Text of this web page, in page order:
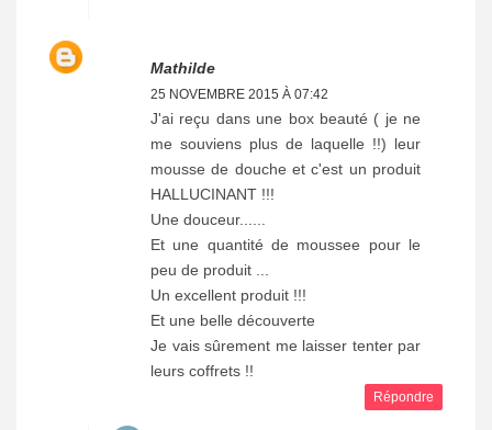
Mathilde
25 NOVEMBRE 2015 À 07:42
J'ai reçu dans une box beauté ( je ne
me souviens plus de laquelle !!) leur
mousse de douche et c'est un produit
HALLUCINANT !!!
Une douceur......
Et une quantité de moussee pour le
peu de produit ...
Un excellent produit !!!
Et une belle découverte
Je vais sûrement me laisser tenter par
leurs coffrets !!
Répondre